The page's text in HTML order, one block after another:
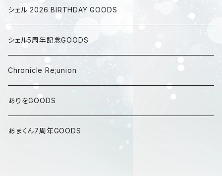
シェル 2026 BIRTHDAY GOODS
シェル5周年記念GOODS
Chronicle Re;union
ありをGOODS
あまくん7周年GOODS